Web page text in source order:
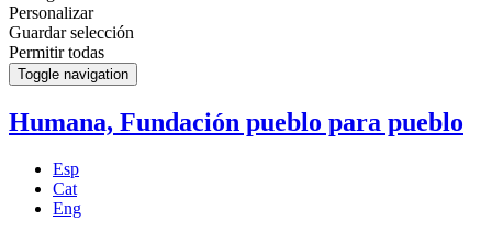
Personalizar
Guardar selección
Permitir todas
Toggle navigation
Humana, Fundación pueblo para pueblo
Esp
Cat
Eng